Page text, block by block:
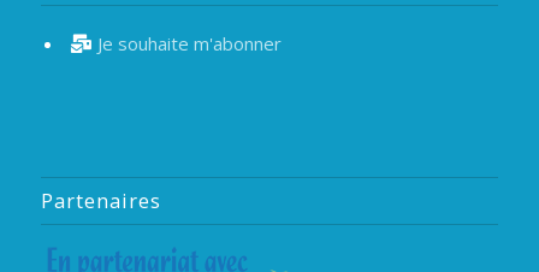
Je souhaite m'abonner
Partenaires